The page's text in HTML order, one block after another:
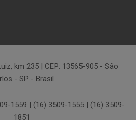
km 235 | CEP: 13565-905 - São
- SP - Brasil
1559 | (16) 3509-1555 | (16) 3509-
1851